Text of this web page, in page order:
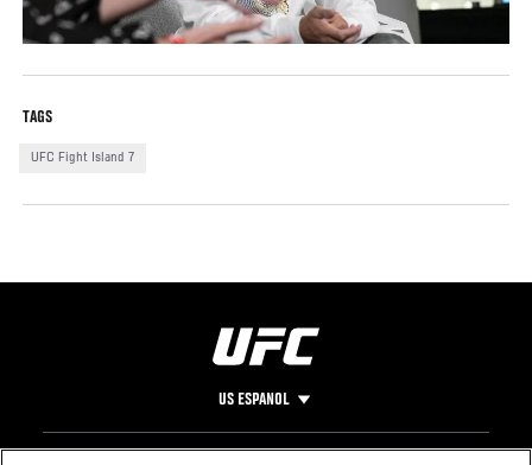
TAGS
UFC Fight Island 7
US ESPANOL